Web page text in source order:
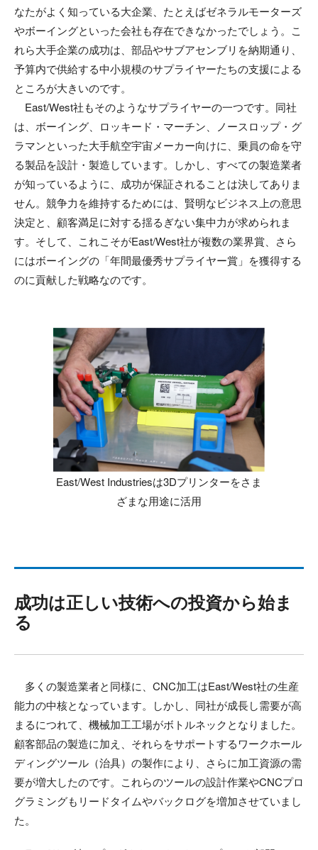
なたがよく知っている大企業、たとえばゼネラルモーターズ
やボーイングといった会社も存在できなかったでしょう。こ
れら大手企業の成功は、部品やサブアセンブリを納期通り、
予算内で供給する中小規模のサプライヤーたちの支援による
ところが大きいのです。
East/West社もそのようなサプライヤーの一つです。同社
は、ボーイング、ロッキード・マーチン、ノースロップ・グ
ラマンといった大手航空宇宙メーカー向けに、乗員の命を守
る製品を設計・製造しています。しかし、すべての製造業者
が知っているように、成功が保証されることは決してありま
せん。競争力を維持するためには、賢明なビジネス上の意思
決定と、顧客満足に対する揺るぎない集中力が求められま
す。そして、これこそがEast/West社が複数の業界賞、さら
にはボーイングの「年間最優秀サプライヤー賞」を獲得する
のに貢献した戦略なのです。
East/West Industriesは3Dプリンターをさま
ざまな用途に活用
成功は正しい技術への投資から始ま
る
多くの製造業者と同様に、CNC加工はEast/West社の生産
能力の中核となっています。しかし、同社が成長し需要が高
まるにつれて、機械加工工場がボトルネックとなりました。
顧客部品の製造に加え、それらをサポートするワークホール
ディングツール（治具）の製作により、さらに加工資源の需
要が増大したのです。これらのツールの設計作業やCNCプロ
グラミングもリードタイムやバックログを増加させていまし
た。